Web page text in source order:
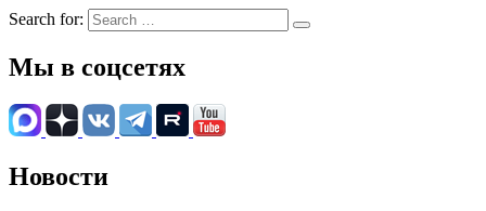
Search for:
Мы в соцсетях
Новости